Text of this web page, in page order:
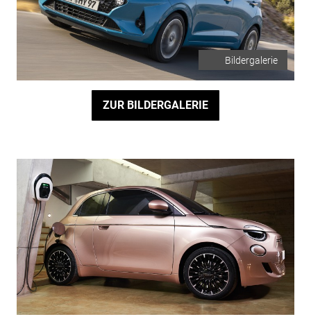
Bildergalerie
ZUR BILDERGALERIE